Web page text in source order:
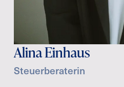
Alina Einhaus
Steuerberaterin